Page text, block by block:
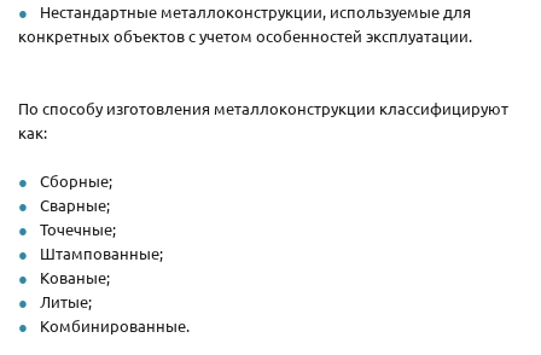
Нестандартные металлоконструкции, используемые для
конкретных объектов с учетом особенностей эксплуатации.
По способу изготовления металлоконструкции классифицируют
как:
Сборные;
Сварные;
Точечные;
Штампованные;
Кованые;
Литые;
Комбинированные.